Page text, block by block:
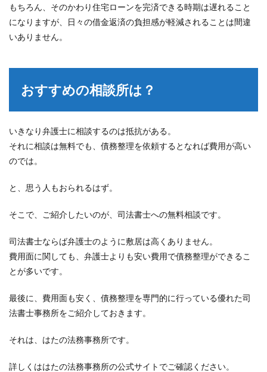
もちろん、そのかわり住宅ローンを完済できる時期は遅れること
になりますが、日々の借金返済の負担感が軽減されることは間違
いありません。
おすすめの相談所は？
いきなり弁護士に相談するのは抵抗がある。
それに相談は無料でも、債務整理を依頼するとなれば費用が高い
のでは。
と、思う人もおられるはず。
そこで、ご紹介したいのが、司法書士への無料相談です。
司法書士ならば弁護士のように敷居は高くありません。
費用面に関しても、弁護士よりも安い費用で債務整理ができるこ
とが多いです。
最後に、費用面も安く、債務整理を専門的に行っている優れた司
法書士事務所をご紹介しておきます。
それは、はたの法務事務所です。
詳しくははたの法務事務所の公式サイトでご確認ください。